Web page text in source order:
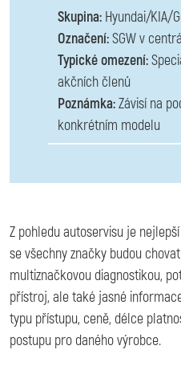
Skupina: Hyundai/KIA/
Označení:SGW v
Typické omezení:
akčních členů
Poznámka:Závisí na
konkrétním modelu
Z pohledu autoservisu je
se všechny značky budou
multiznačkovou diagnostikou,
přístroj, ale také jasné
typu přístupu, ceně, délce
postupu pro daného výrobce.